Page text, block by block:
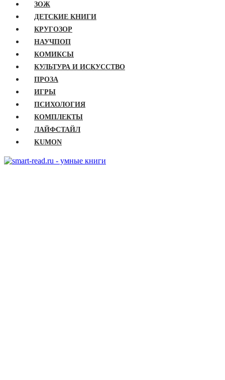
ЗОЖ
ДЕТСКИЕ КНИГИ
КРУГОЗОР
НАУЧПОП
КОМИКСЫ
КУЛЬТУРА И ИСКУССТВО
ПРОЗА
ИГРЫ
ПСИХОЛОГИЯ
КОМПЛЕКТЫ
ЛАЙФСТАЙЛ
KUMON